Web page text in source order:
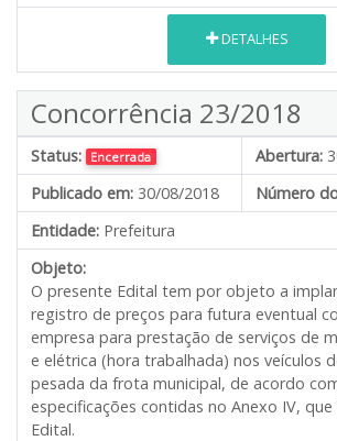
DETALHES
Concorrência 23/2018
Status: Encerrada Abertura:
Publicado em: 30/08/2018
Número
Entidade: Prefeitura
Objeto:
O presente Edital tem por objeto a
registro de preços para futura eventual
empresa para prestação de serviços de
e elétrica (hora trabalhada) nos veículos
pesada da frota municipal, de acordo
especificações contidas no Anexo IV,
Edital.